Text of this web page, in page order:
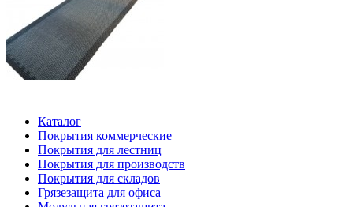
Каталог
Покрытия коммерческие
Покрытия для лестниц
Покрытия для производств
Покрытия для складов
Грязезащита для офиса